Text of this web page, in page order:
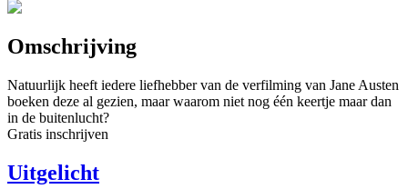
Omschrijving
Natuurlijk heeft iedere liefhebber van de verfilming van Jane Austen
boeken deze al gezien, maar waarom niet nog één keertje maar dan
in de buitenlucht?
Gratis inschrijven
Uitgelicht